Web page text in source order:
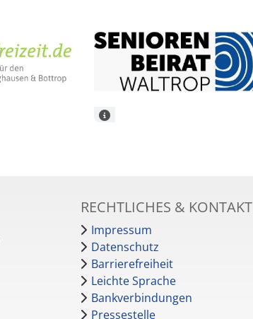
RECHTLICHES & KONTAKT
Impressum
Datenschutz
Barrierefreiheit
Leichte Sprache
Bankverbindungen
Pressestelle